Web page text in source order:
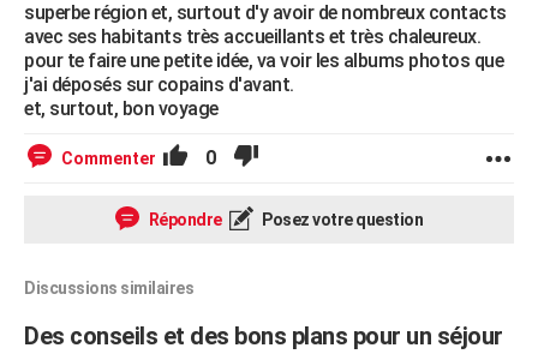
superbe région et, surtout d'y avoir de nombreux contacts
avec ses habitants très accueillants et très chaleureux.
pour te faire une petite idée, va voir les albums photos que
j'ai déposés sur copains d'avant.
et, surtout, bon voyage
Commenter 0
Répondre Posez votre question
Discussions similaires
Des conseils et des bons plans pour un séjour